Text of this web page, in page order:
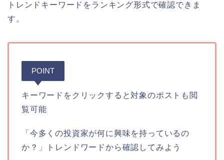
トレンドキーワードをランキング形式で確認できま
す。
POINT
キーワードをクリックすると対象のポストも閲
覧可能
「今多くの投資家が何に興味を持っているの
か？」トレンドワードから確認してみよう